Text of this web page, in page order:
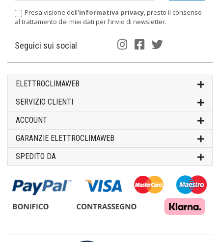
Presa visione dell'informativa privacy, presto il consenso
al trattamento dei miei dati per l'invio di newsletter.
Seguici sui social
ELETTROCLIMAWEB
SERVIZIO CLIENTI
ACCOUNT
GARANZIE ELETTROCLIMAWEB
SPEDITO DA